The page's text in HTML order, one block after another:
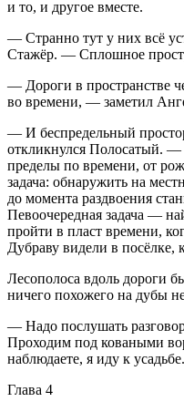
и то, и другое вместе.
— Странно тут у них всё
Стажёр. — Сплошное
— Дороги в пространстве
во времени, — заметил
— И беспредельный
откликнулся Полосатый. —
пределы по времени, от
задача: обнаружить на
до момента раздвоения
Певоочередная задача —
пройти в пласт времени,
Дубраву видели в посёлке,
Лесополоса вдоль дороги
ничего похожего на дубы
— Надо послушать
Проходим под коваными
наблюдаете, я иду к усадьбе.
Глава 4